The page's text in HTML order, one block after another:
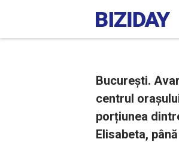
București.
centrul
porțiunea
Elisabeta,